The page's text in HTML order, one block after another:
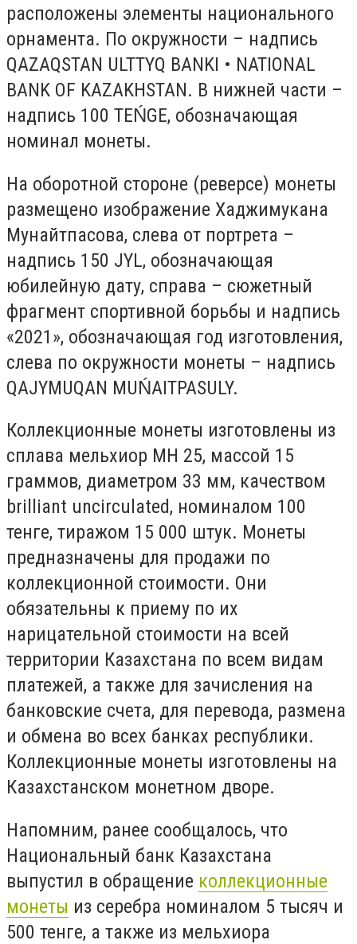
расположены элементы национального
орнамента. По окружности – надпись
QAZAQSTAN ULTTYQ BANKI • NATIONAL
BANK OF KAZAKHSTAN. В нижней части –
надпись 100 TEŃGE, обозначающая
номинал монеты.
На оборотной стороне (реверсе) монеты
размещено изображение Хаджимукана
Мунайтпасова, слева от портрета –
надпись 150 JYL, обозначающая
юбилейную дату, справа – сюжетный
фрагмент спортивной борьбы и надпись
«2021», обозначающая год изготовления,
слева по окружности монеты – надпись
QAJYMUQAN MUŃAITPASULY.
Коллекционные монеты изготовлены из
сплава мельхиор МН 25, массой 15
граммов, диаметром 33 мм, качеством
brilliant uncirculated, номиналом 100
тенге, тиражом 15 000 штук. Монеты
предназначены для продажи по
коллекционной стоимости. Они
обязательны к приему по их
нарицательной стоимости на всей
территории Казахстана по всем видам
платежей, а также для зачисления на
банковские счета, для перевода, размена
и обмена во всех банках республики.
Коллекционные монеты изготовлены на
Казахстанском монетном дворе.
Напомним, ранее сообщалось, что
Национальный банк Казахстана
выпустил в обращение коллекционные
монеты из серебра номиналом 5 тысяч и
500 тенге, а также из мельхиора